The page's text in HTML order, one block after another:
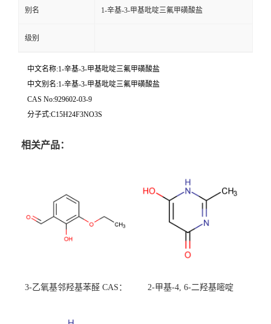
别名 1-辛基-3-甲基吡啶三氟甲磺酸盐
级别
中文名称:1-辛基-3-甲基吡啶三氟甲磺酸盐
中文别名:1-辛基-3-甲基吡啶三氟甲磺酸盐
CAS No:929602-03-9
分子式:C15H24F3NO3S
相关产品：
3-乙氧基邻羟基苯醛 CAS：
校可先用后付
2-甲基-4, 6-二羟基嘧啶